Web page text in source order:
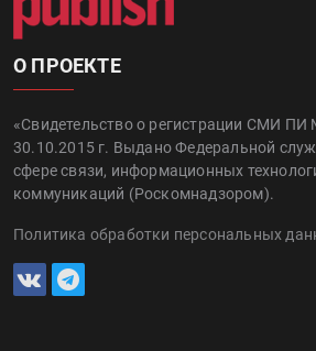
О ПРОЕКТЕ
«Свидетельство о регистрации СМИ
30.10.2015 г. Выдано Федеральной
сфере связи, информационных
коммуникаций (Роскомнадзором).
Политика обработки персональных